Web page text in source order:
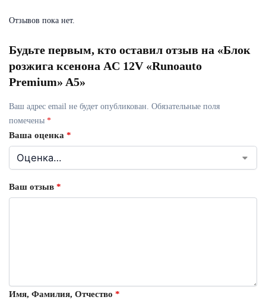
Отзывов пока нет.
Будьте первым, кто оставил отзыв на «Блок
розжига ксенона AC 12V «Runoauto
Premium» A5»
Ваш адрес email не будет опубликован. Обязательные поля
помечены *
Ваша оценка *
Ваш отзыв *
Имя, Фамилия, Отчество *